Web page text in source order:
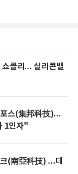
클리... 실리콘밸
스(集邦科技)...
1인자"
(南亞科技) ...대